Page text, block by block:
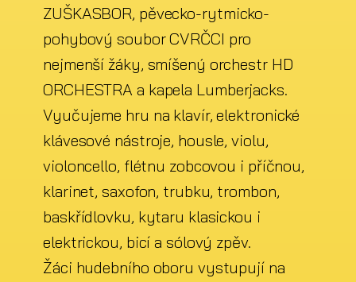
ZUŠKASBOR, pěvecko-rytmicko-
pohybový soubor CVRČCI pro
nejmenší žáky, smíšený orchestr HD
ORCHESTRA a kapela Lumberjacks.
Vyučujeme hru na klavír, elektronické
klávesové nástroje, housle, violu,
violoncello, flétnu zobcovou i příčnou,
klarinet, saxofon, trubku, trombon,
baskřídlovku, kytaru klasickou i
elektrickou, bicí a sólový zpěv.
Žáci hudebního oboru vystupují na